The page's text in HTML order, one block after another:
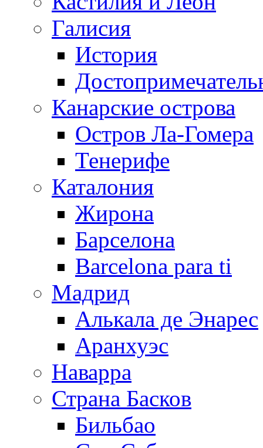
Галисия
История
Канарские острова
Остров Ла-Гомера
Тенерифе
Каталония
Жирона
Барселона
Barcelona para ti
Мадрид
Алькала де Энарес
Аранхуэс
Наварра
Страна Басков
Бильбао